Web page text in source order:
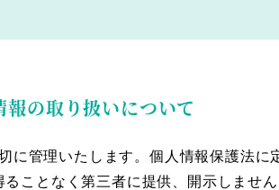
報の取り扱いについて
に管理いたします。個人情報保護法に
ことなく第三者に提供、開示しません